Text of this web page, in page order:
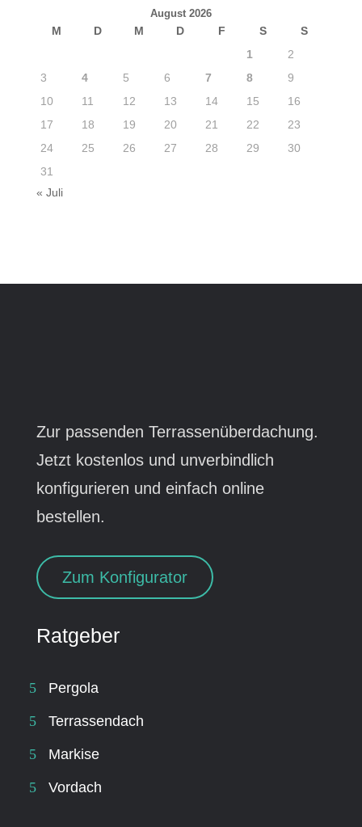
August 2026
M D M D F S
S
1
2
3
4 5 6 7 8
9
10
11 12 13 14 15
16
17
18 19 20 21 22
23
24
25 26 27 28 29
30
31
« Juli
Zur passenden Terrassenüberdachung.
Jetzt kostenlos und unverbindlich
konfigurieren und einfach online
bestellen.
Zum Konfigurator
Ratgeber
Pergola
Terrassendach
Markise
Vordach